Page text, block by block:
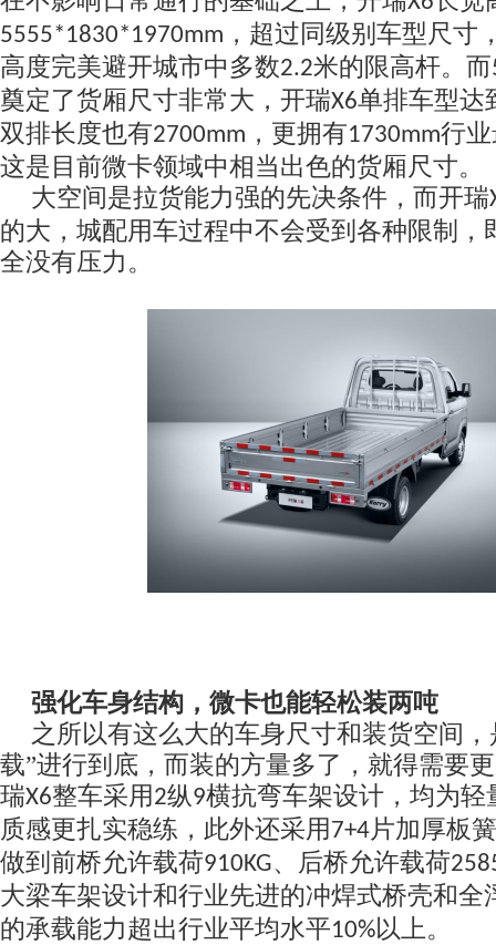
5555*1830*1970mm ， 超过同级别车型 尺寸
高度完美避开城市中 多数2.2米的限高杆。 而
奠定了货厢尺寸非常大，开瑞X6单排车型达
双排长度也有2700mm ，更拥有1730mm行
这是目前微卡领域中相当出色的货厢 尺寸。
大空间是拉货能力强的先决条件，而开瑞
的大， 城配用车过程中不会受到各种限制，
全没有压力。
强化车身结构，微卡也能轻松装两吨
之所以有这么大的车身尺寸和装货空间
载”进行到底，而装的方量多了，就得需要
瑞X6整车采用 2纵9横抗弯车架设计，均为
质感更扎实稳练，此外还采用 7+4片加厚板
做到前桥允许载荷910KG、后桥允许载荷
大梁车架设计和行业先进的冲焊式桥壳和全
的承载能力超出行业平均水平10%以上。